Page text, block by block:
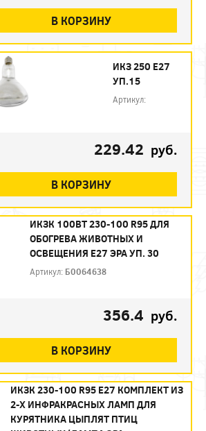
В КОРЗИНУ
ИКЗ 250 Е27
УП.15
Артикул:
229.42 руб.
В КОРЗИНУ
ИКЗК 100ВТ 230-100 R95 ДЛЯ
ОБОГРЕВА ЖИВОТНЫХ И
ОСВЕЩЕНИЯ Е27 ЭРА УП. 30
Артикул: Б0064638
356.4 руб.
В КОРЗИНУ
ИКЗК 230-100 R95 E27 КОМПЛЕКТ ИЗ
2-Х ИНФРАКРАСНЫХ ЛАМП ДЛЯ
КУРЯТНИКА ЦЫПЛЯТ ПТИЦ